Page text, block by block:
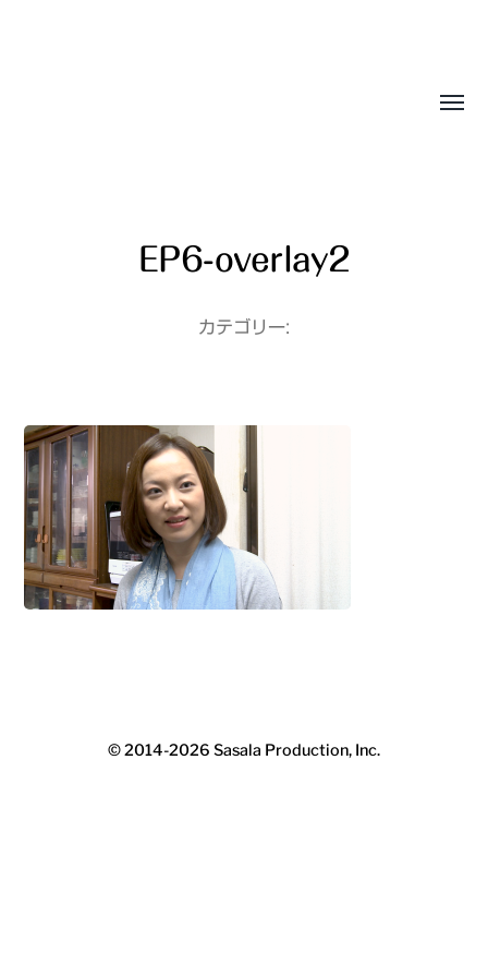
EP6-overlay2
カテゴリー:
© 2014-2026 Sasala Production, Inc.